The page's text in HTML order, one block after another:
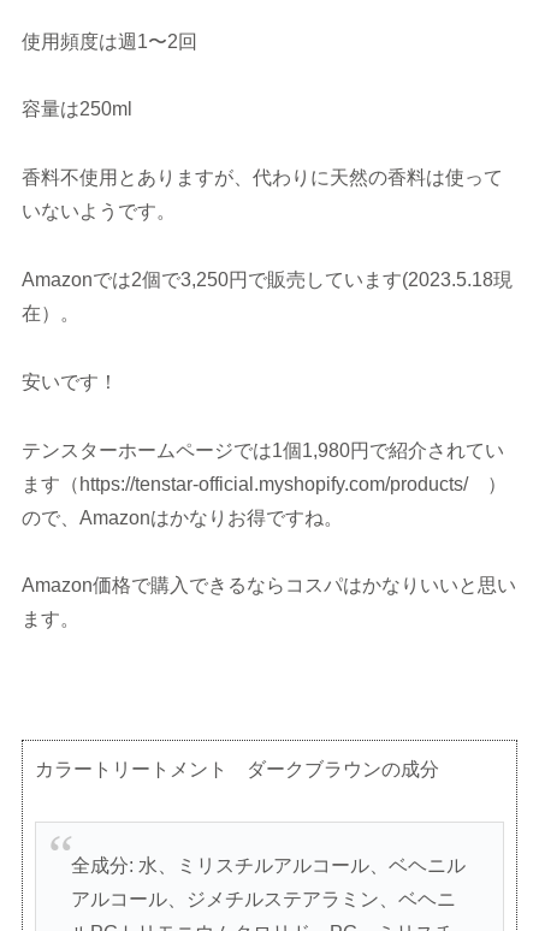
使用頻度は週1〜2回
容量は250ml
香料不使用とありますが、代わりに天然の香料は使って
いないようです。
Amazonでは2個で3,250円で販売しています(2023.5.18現
在）。
安いです！
テンスターホームページでは1個1,980円で紹介されてい
ます（https://tenstar-official.myshopify.com/products/ ）
ので、Amazonはかなりお得ですね。
Amazon価格で購入できるならコスパはかなりいいと思い
ます。
カラートリートメント ダークブラウンの成分
全成分: 水、ミリスチルアルコール、ベヘニル
アルコール、ジメチルステアラミン、ベヘニ